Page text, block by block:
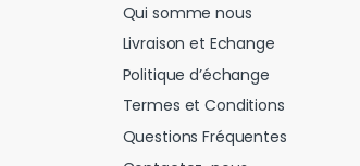
Qui somme nous
Livraison et Echange
Politique d’échange
Termes et Conditions
Questions Fréquentes